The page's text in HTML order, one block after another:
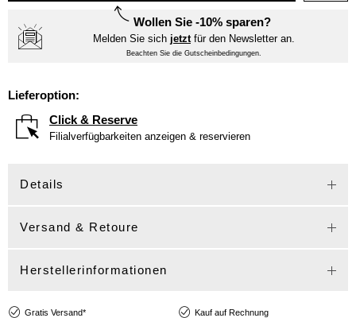
Wollen Sie -10% sparen?
Melden Sie sich jetztfür den Newsletter an.
Beachten Sie die Gutscheinbedingungen.
Lieferoption:
Click & Reserve
Filialverfügbarkeiten anzeigen & reservieren
Details
Versand & Retoure
Herstellerinformationen
Gratis Versand*
Kauf auf Rechnung